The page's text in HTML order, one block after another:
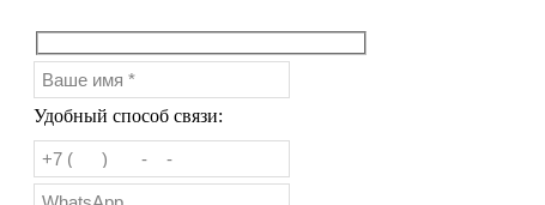
Удобный способ связи: